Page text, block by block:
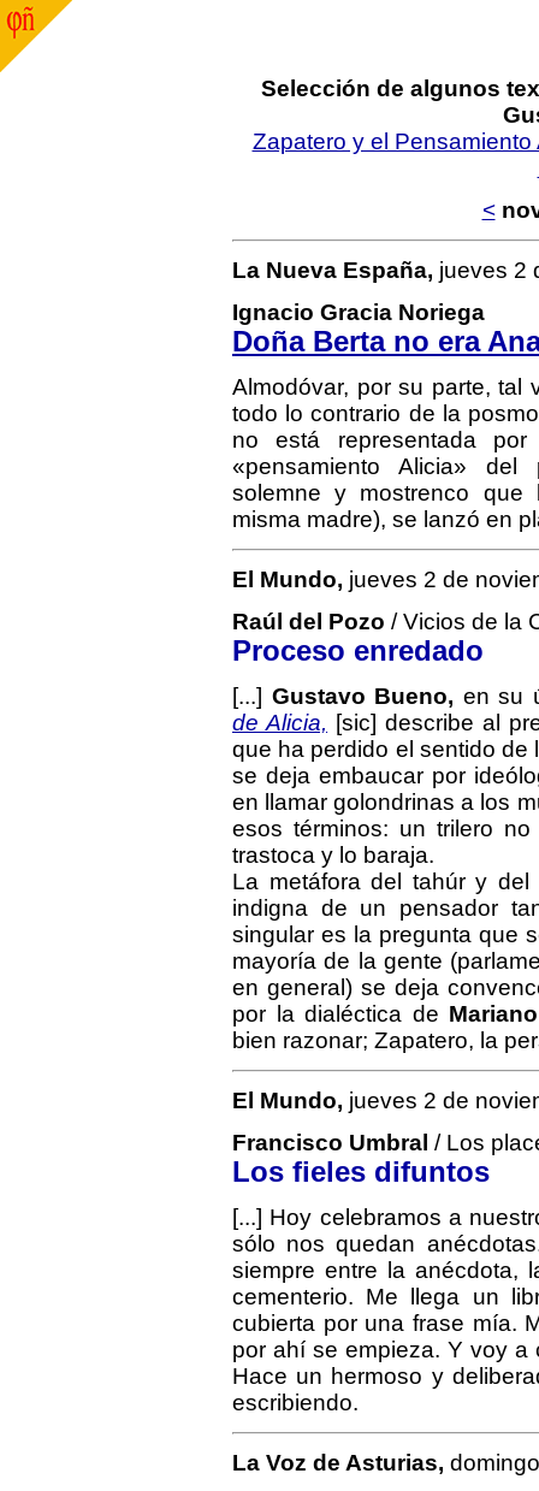
Selección de algunos
Zapatero y el
<
La Nueva España, jueves 2
Ignacio Gracia Noriega
Doña Berta no era
Almodóvar, por su parte, tal
todo lo contrario de la
no está representada
«pensamiento Alicia»
solemne y mostrenco
misma madre), se lanzó en
El Mundo, jueves 2 de
Raúl del Pozo / Vicios de la
Proceso enredado
[...] Gustavo Bueno, en su
de Alicia, [sic] describe al
que ha perdido el sentido de
se deja embaucar por
en llamar golondrinas a los
esos términos: un trilero
trastoca y lo baraja.
La metáfora del tahúr y
indigna de un pensador
singular es la pregunta que
mayoría de la gente
en general) se deja
por la dialéctica de
bien razonar; Zapatero, la
El Mundo, jueves 2 de
Francisco Umbral / Los
Los fieles difuntos
[...] Hoy celebramos a
sólo nos quedan
siempre entre la anécdota,
cementerio. Me llega un
cubierta por una frase mía.
por ahí se empieza. Y voy a
Hace un hermoso y
escribiendo.
La Voz de Asturias,